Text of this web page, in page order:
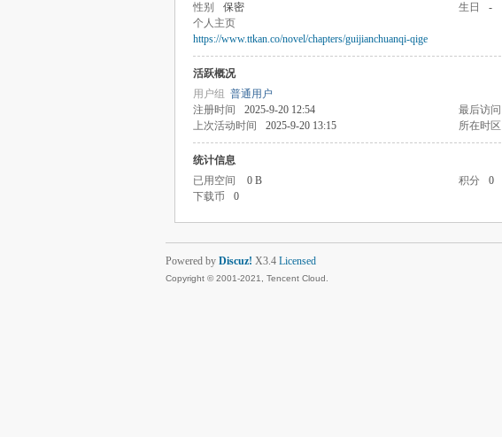
性别 保密 生日
-
个人主页
https://www.ttkan.co/novel/chapters/guijianchuanqi-qige
活跃概况
用户组 普通用户
注册时间
2025-9-20 12:54 最后访问
上次活动时间
2025-9-20 13:15 所在时区
统计信息
已用空间
0 B 积分
0
下载币
0
Powered by Discuz! X3.4 Licensed
Copyright © 2001-2021, Tencent Cloud.